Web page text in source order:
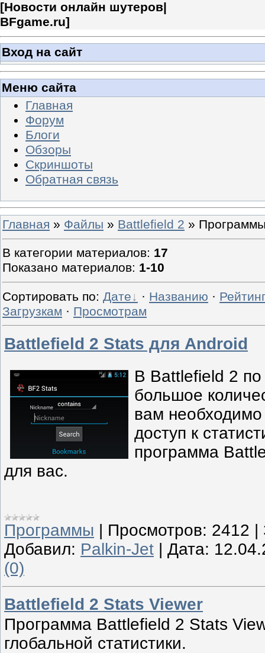
[Новости онлайн шутеров|
BFgame.ru]
Вход на сайт
Меню сайта
Главная
Форум
Блоги
Обзоры
Скриншоты
Обратная связь
Главная » Файлы » Battlefield 2 »
В категории материалов: 17
Показано материалов: 1-10
Сортировать по: Дате · Названию ·
Загрузкам · Просмотрам
Battlefield 2 Stats для Android
В Battlefield 2
большое
вам
доступ к
программа
для вас.
Программы | Просмотров: 2412 |
Добавил: Palkin-Jet | Дата:
(0)
Battlefield 2 Stats Viewer
Программа Battlefield 2 Stats
глобальной статистики.